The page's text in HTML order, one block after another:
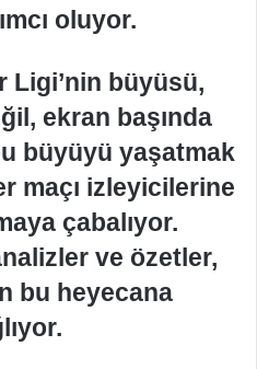
oluyor.
Ligi’nin büyüsü,
ekran başında
büyüyü yaşatmak
maçı izleyicilerine
çabalıyor.
ve özetler,
bu heyecana